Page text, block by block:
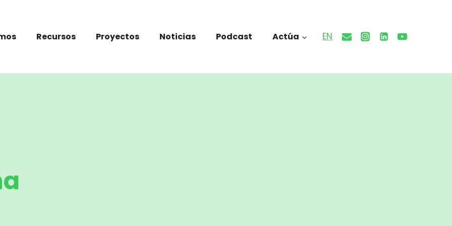
Recursos Proyectos Noticias Podcast Actúa EN